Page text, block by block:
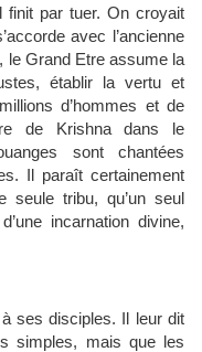
finit par tuer. On croyait
avec l’ancienne
le Grand Etre assume la
établir la vertu et
d’hommes et de
de Krishna dans le
sont chantées
Il paraît certainement
seule tribu, qu’un seul
incarnation divine,
ses disciples. Il leur dit
simples, mais que les